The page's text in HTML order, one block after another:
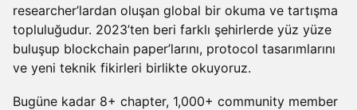
researcher’lardan oluşan global bir okuma ve tartışma
topluluğudur. 2023’ten beri farklı şehirlerde yüz yüze
buluşup blockchain paper’larını, protocol tasarımlarını
ve yeni teknik fikirleri birlikte okuyoruz.
Bugüne kadar 8+ chapter, 1,000+ community member